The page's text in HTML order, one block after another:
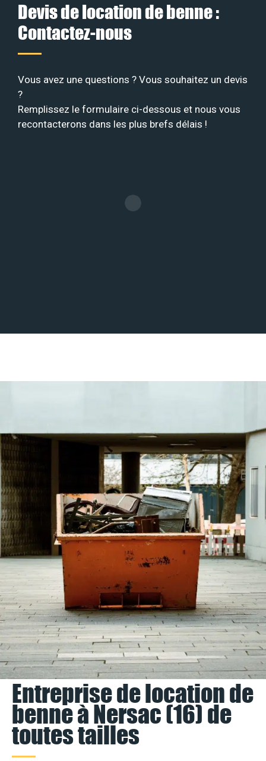
Devis de location de benne :
Contactez-nous
Vous avez une questions ? Vous souhaitez un devis
?
Remplissez le formulaire ci-dessous et nous vous
recontacterons dans les plus brefs délais !
Entreprise de location de
benne à Nersac (16) de
toutes tailles